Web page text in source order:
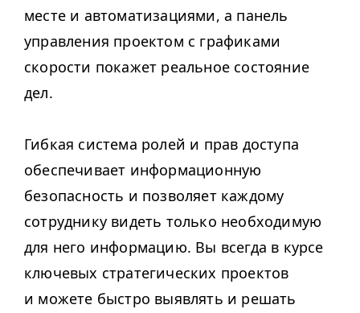
месте и автоматизациями, а панель
управления проектом с графиками
скорости покажет реальное состояние
дел.
Гибкая система ролей и прав доступа
обеспечивает информационную
безопасность и позволяет каждому
сотруднику видеть только необходимую
для него информацию. Вы всегда в курсе
ключевых стратегических проектов
и можете быстро выявлять и решать